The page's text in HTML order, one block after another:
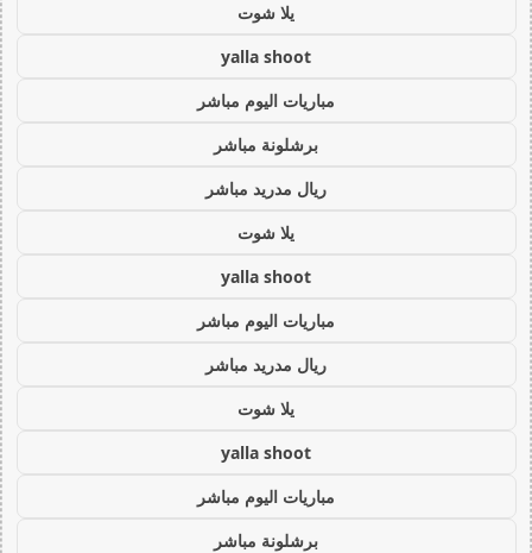
يلا شوت
yalla shoot
مباريات اليوم مباشر
برشلونة مباشر
ريال مدريد مباشر
يلا شوت
yalla shoot
مباريات اليوم مباشر
ريال مدريد مباشر
يلا شوت
yalla shoot
مباريات اليوم مباشر
برشلونة مباشر